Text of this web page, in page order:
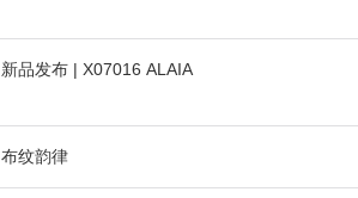
新品发布 | X07016 ALAIA
布纹韵律